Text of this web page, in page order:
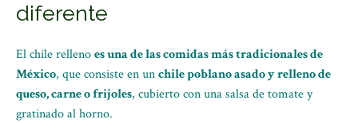
diferente
El chile rellenoes una de las comidas más tradicionales de
México, que consiste en unchile poblano asado y relleno de
queso, carne o frijoles, cubierto con una salsa de tomate y
gratinado al horno.